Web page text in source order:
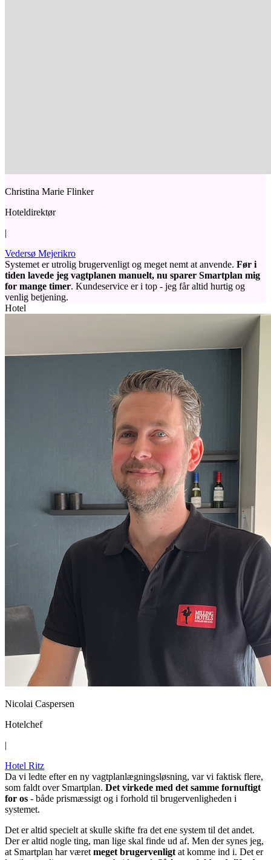
Christina Marie Flinker
Hoteldirektør
|
Vedersø Mejerikro
Systemet er utrolig brugervenligt og meget nemt at anvende. Før i
tiden lavede jeg vagtplanen manuelt, nu sparer Smartplan mig
for mange timer. Kundeservice er i top - jeg får altid hurtig og
venlig betjening.
Hotel
Nicolai Caspersen
Hotelchef
|
Hotel Ritz
Da vi ledte efter en ny vagtplanlægningsløsning, var vi faktisk flere,
som faldt over Smartplan. Det virkede med det samme fornuftigt
for os - både prismæssigt og i forhold til brugervenligheden i
systemet.
Det er altid specielt at skulle skifte fra det ene system til det andet.
Der er altid nogle ting, man lige skal finde ud af. Men der synes jeg,
at Smartplan har været meget brugervenligt at komme ind i. Det er